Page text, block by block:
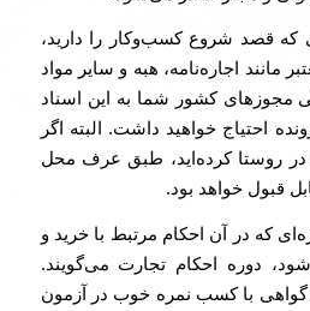
که قصد شروع کسب‌وکار را دارید،
مانند اجاره‌نامه، هبه و سایر مواد
مجوزهای کشور شما به این اسناد
احتیاج خواهید داشت. البته اگر
در روستا کرده‌اید، طبق عرف محل
قبول خواهد بود.
که در آن احکام مرتبط با خرید و
دوره احکام تجارت می‌گویند.
با کسب نمره خوب در آزمون